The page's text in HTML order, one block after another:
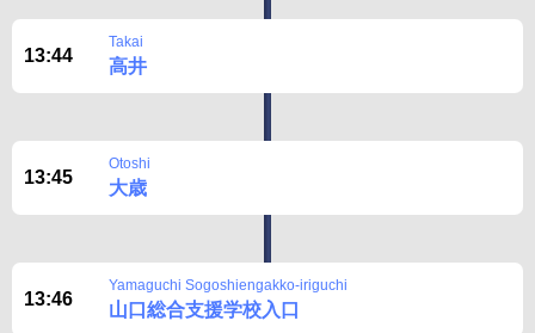
13:44
Takai
高井
13:45
Otoshi
大歳
13:46
Yamaguchi Sogoshiengakko-iriguchi
山口総合支援学校入口